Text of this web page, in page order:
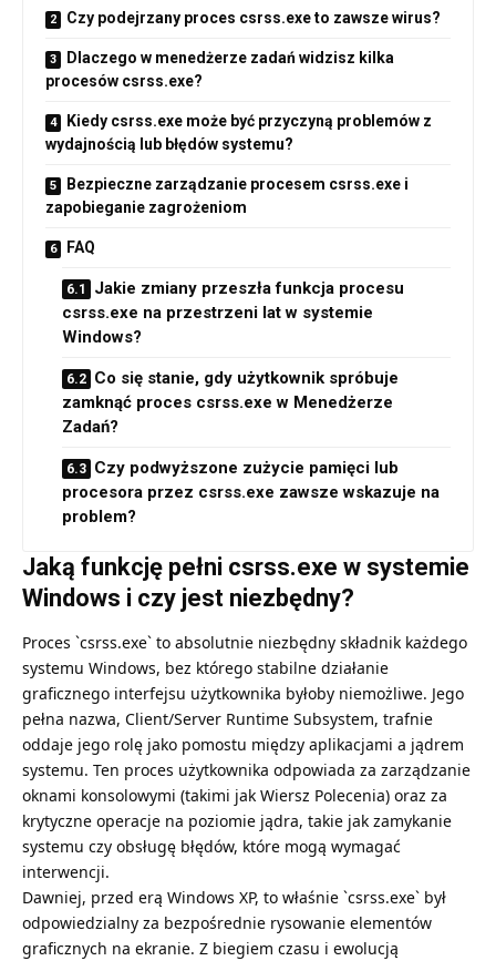
Czy podejrzany proces csrss.exe to zawsze wirus?
Dlaczego w menedżerze zadań widzisz kilka
procesów csrss.exe?
Kiedy csrss.exe może być przyczyną problemów z
wydajnością lub błędów systemu?
Bezpieczne zarządzanie procesem csrss.exe i
zapobieganie zagrożeniom
FAQ
Jakie zmiany przeszła funkcja procesu
csrss.exe na przestrzeni lat w systemie
Windows?
Co się stanie, gdy użytkownik spróbuje
zamknąć proces csrss.exe w Menedżerze
Zadań?
Czy podwyższone zużycie pamięci lub
procesora przez csrss.exe zawsze wskazuje na
problem?
Jaką funkcję pełni csrss.exe w systemie
Windows i czy jest niezbędny?
Proces `csrss.exe` to absolutnie niezbędny składnik każdego
systemu Windows, bez którego stabilne działanie
graficznego interfejsu użytkownika byłoby niemożliwe. Jego
pełna nazwa, Client/Server Runtime Subsystem, trafnie
oddaje jego rolę jako pomostu między aplikacjami a jądrem
systemu. Ten proces użytkownika odpowiada za zarządzanie
oknami konsolowymi (takimi jak Wiersz Polecenia) oraz za
krytyczne operacje na poziomie jądra, takie jak zamykanie
systemu czy obsługę błędów, które mogą wymagać
interwencji.
Dawniej, przed erą Windows XP, to właśnie `csrss.exe` był
odpowiedzialny za bezpośrednie rysowanie elementów
graficznych na ekranie. Z biegiem czasu i ewolucją